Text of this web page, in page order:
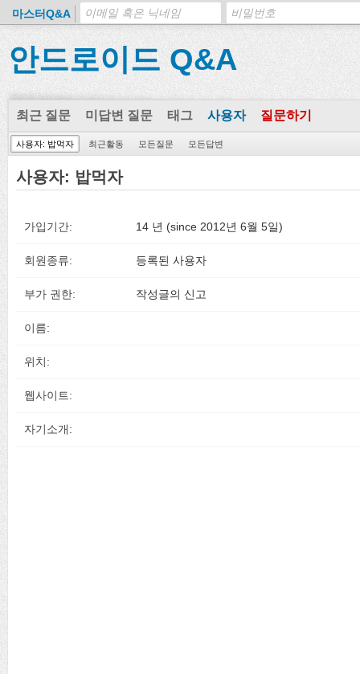
마스터Q&A
안드로이드 Q&A
최근 질문 미답변 질문 태그 사용자 질문하기
사용자: 밥먹자 최근활동 모든질문 모든답변
사용자: 밥먹자
가입기간: 14 년 (since 2012년 6월 5일)
회원종류: 등록된 사용자
부가 권한: 작성글의 신고
이름:
위치:
웹사이트:
자기소개: